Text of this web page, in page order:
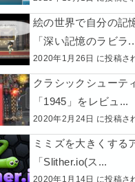
絵の世界で自分の記
「深い記憶のラビラ
2020年1月26日 に投稿さ
クラシックシューテ
「1945」をレビュ...
2020年2月24日 に投稿さ
ミミズを大きくする
「Slither.io(ス...
2020年1月14日 に投稿さ